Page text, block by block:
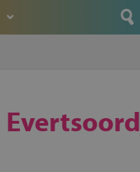
Evertsoord